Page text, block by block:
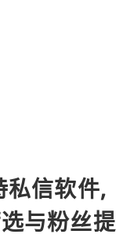
私信软件,
与粉丝提